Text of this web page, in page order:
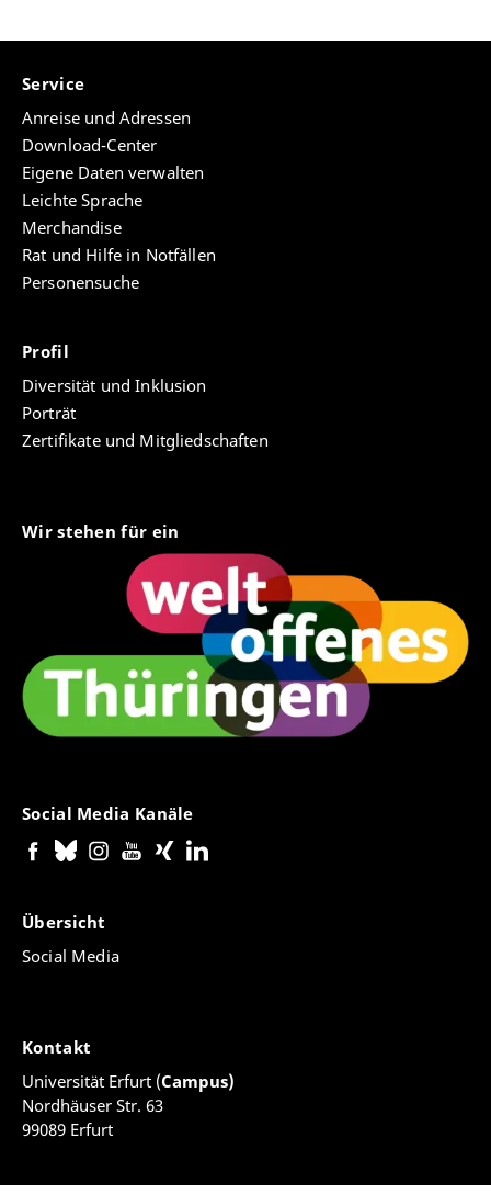
Service
Anreise und Adressen
Download-Center
Eigene Daten verwalten
Leichte Sprache
Merchandise
Rat und Hilfe in Notfällen
Personensuche
Profil
Diversität und Inklusion
Porträt
Zertifikate und Mitgliedschaften
Wir stehen für ein
Social Media Kanäle
Übersicht
Social Media
Kontakt
Universität Erfurt (Campus)
Nordhäuser Str. 63
99089 Erfurt